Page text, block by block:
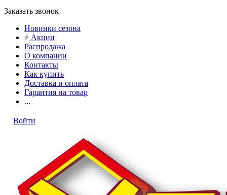
Заказать звонок
Новинки сезона
Акции
Распродажа
О компании
Контакты
Как купить
Доставка и оплата
Гарантия на товар
...
Войти